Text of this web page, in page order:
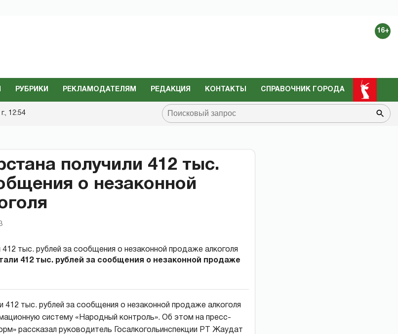
16+
РУБРИКИ РЕКЛАМОДАТЕЛЯМ РЕДАКЦИЯ КОНТАКТЫ СПРАВОЧНИК ГОРОДА
12:54
получили 412 тыс.
о незаконной
412 тыс. рублей за сообщения о незаконной продаже
412 тыс. рублей за сообщения о незаконной продаже алкоголя
систему «Народный контроль». Об этом на пресс-
рассказал руководитель Госалкогольинспекции РТ Жаудат